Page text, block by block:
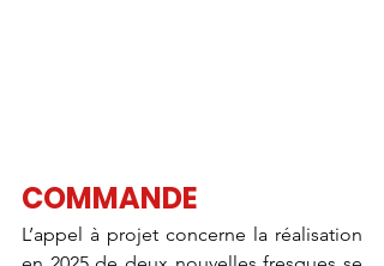
COMMANDE
L’appel à projet concerne la réalisation